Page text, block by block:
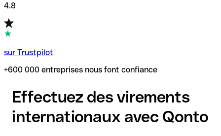
4.8
sur Trustpilot
+600 000 entreprises nous font confiance
Effectuez des virements
internationaux avec Qonto